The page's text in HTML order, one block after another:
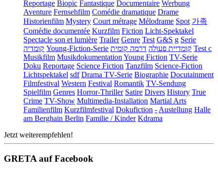
Reportage Biopic Fantastique Documentaire Werbung
Aventure Fernsehfilm Comédie dramatique Drame
Historienfilm Mystery Court métrage Mélodrame Spot 가족
Comédie documentée Kurzfilm Fiction Licht-Spektakel
Spectacle son et lumière Trailer Genre Test G&S g Serie
קומדיה Young-Fiction-Serie קומדיית פעולה דרמה קומית
Test c
Musikfilm Musikdokumentation Young Fiction TV-Serie
Doku Reportage Science Fiction Tanzfilm Science-Fiction
Lichtspektakel sdf Drama TV-Serie Biographie Docutainment
Filmfestival Western Festival Romantik TV-Sendung
Spielfilm Genres Horror-Thriller Satire Divers History True
Crime TV-Show Multimedia-Installation Martial Arts
Familienfilm Kurzfilmfestival Dokufiction - Austellung Halle
am Berghain Berlin Familie / Kinder Kdrama
Jetzt weiterempfehlen!
GRETA auf Facebook